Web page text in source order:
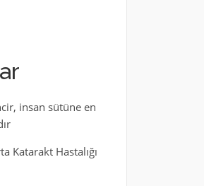
insan sütüne en
Katarakt Hastalığı